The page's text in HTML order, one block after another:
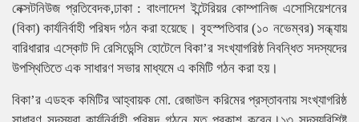
নেক্সটনিউজ প্রতিবেদক,ঢাকা : বাংলাদেশ ইন্টেরিয়র কোম্পানিজ এসোসিয়েশনের
(বিকা) কার্যনির্বাহী পরিষদ গঠন করা হয়েছে। বৃহস্পতিবার (১০ নভেম্বর) সন্ধ্যায়
বারিধারার এস্কোট দি রেসিডেন্সি হোটেলে বিকা’র সংখ্যাগরিষ্ঠ নিবন্ধিত সদস্যদের
উপস্থিতিতে এক সাধারণ সভার মাধ্যমে এ কমিটি গঠন করা হয়।
বিকা’র এডহক কমিটির আহ্বায়ক মো. রেজাউল করিমের প্রস্তাবনায় সংখ্যাগরিষ্ঠ